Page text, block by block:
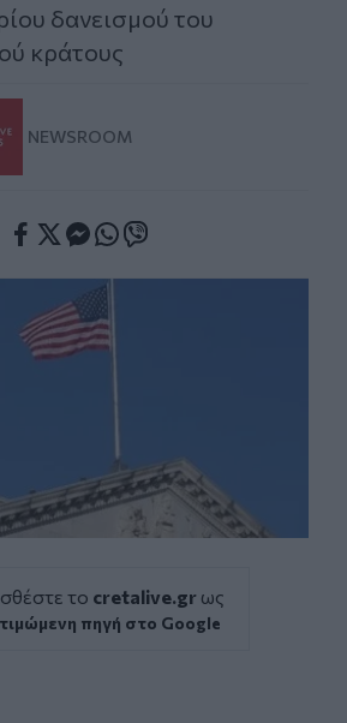
δανεισμού του
κράτους
NEWSROOM
το cretalive.gr ως
πηγή στο Google